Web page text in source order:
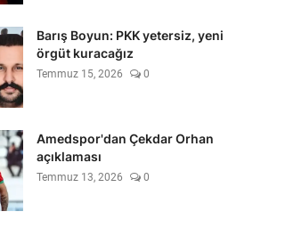
Barış Boyun: PKK yetersiz, yeni
örgüt kuracağız
Temmuz 15, 2026 0
Amedspor'dan Çekdar Orhan
açıklaması
Temmuz 13, 2026 0